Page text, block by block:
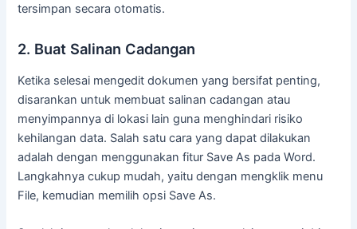
tersimpan secara otomatis.
2. Buat Salinan Cadangan
Ketika selesai mengedit dokumen yang bersifat penting,
disarankan untuk membuat salinan cadangan atau
menyimpannya di lokasi lain guna menghindari risiko
kehilangan data. Salah satu cara yang dapat dilakukan
adalah dengan menggunakan fitur Save As pada Word.
Langkahnya cukup mudah, yaitu dengan mengklik menu
File, kemudian memilih opsi Save As.